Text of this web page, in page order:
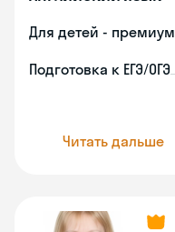
Для детей - премиум
Подготовка к ЕГЭ/ОГЭ
Читать дальше